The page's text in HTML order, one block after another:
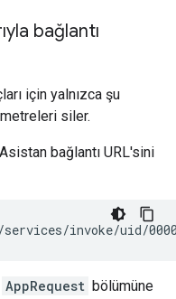
bağlantı
için yalnızca şu
siler.
bağlantı URL'sini
AppRequest bölümüne